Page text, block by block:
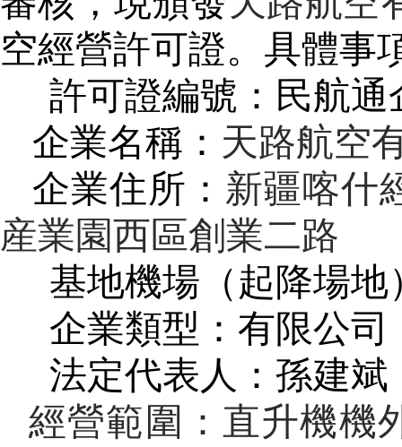
空經營許可證。具體事
許可證編號：民航通
企業名稱： 天路航空
企業住所： 新疆喀什
産業園西區創業二路
基地機場（起降場地
企業類型：有限公司
法定代表人：孫建斌
經營範圍： 直升機機